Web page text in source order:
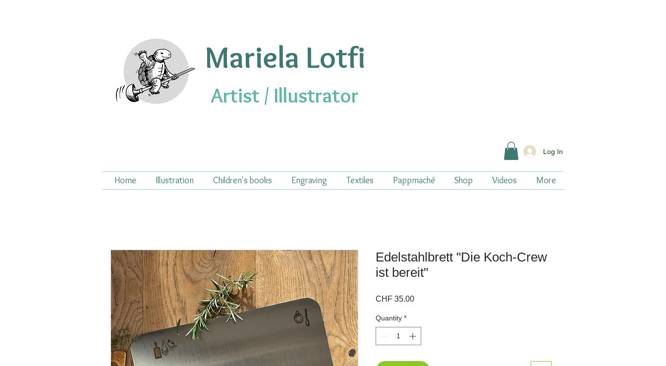
Mariela Lotfi
Artist / Illustrator
Log In
Home Illustration Children's books Engraving Textiles Pappmaché Shop Videos More
Edelstahlbrett "Die Koch-Crew
ist bereit"
CHF 35.00Price
Quantity *